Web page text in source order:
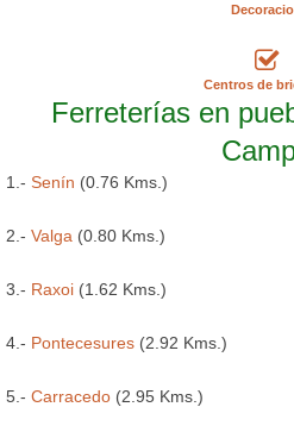
Centros de
Ferreterías en
1.- Senín (0.76 Kms.)
2.- Valga (0.80 Kms.)
3.- Raxoi (1.62 Kms.)
4.- Pontecesures (2.92 Kms.)
5.- Carracedo (2.95 Kms.)